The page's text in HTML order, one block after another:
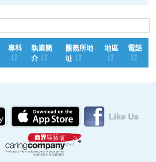
專科
執業簡
介
醫務所地
址
地區 電話